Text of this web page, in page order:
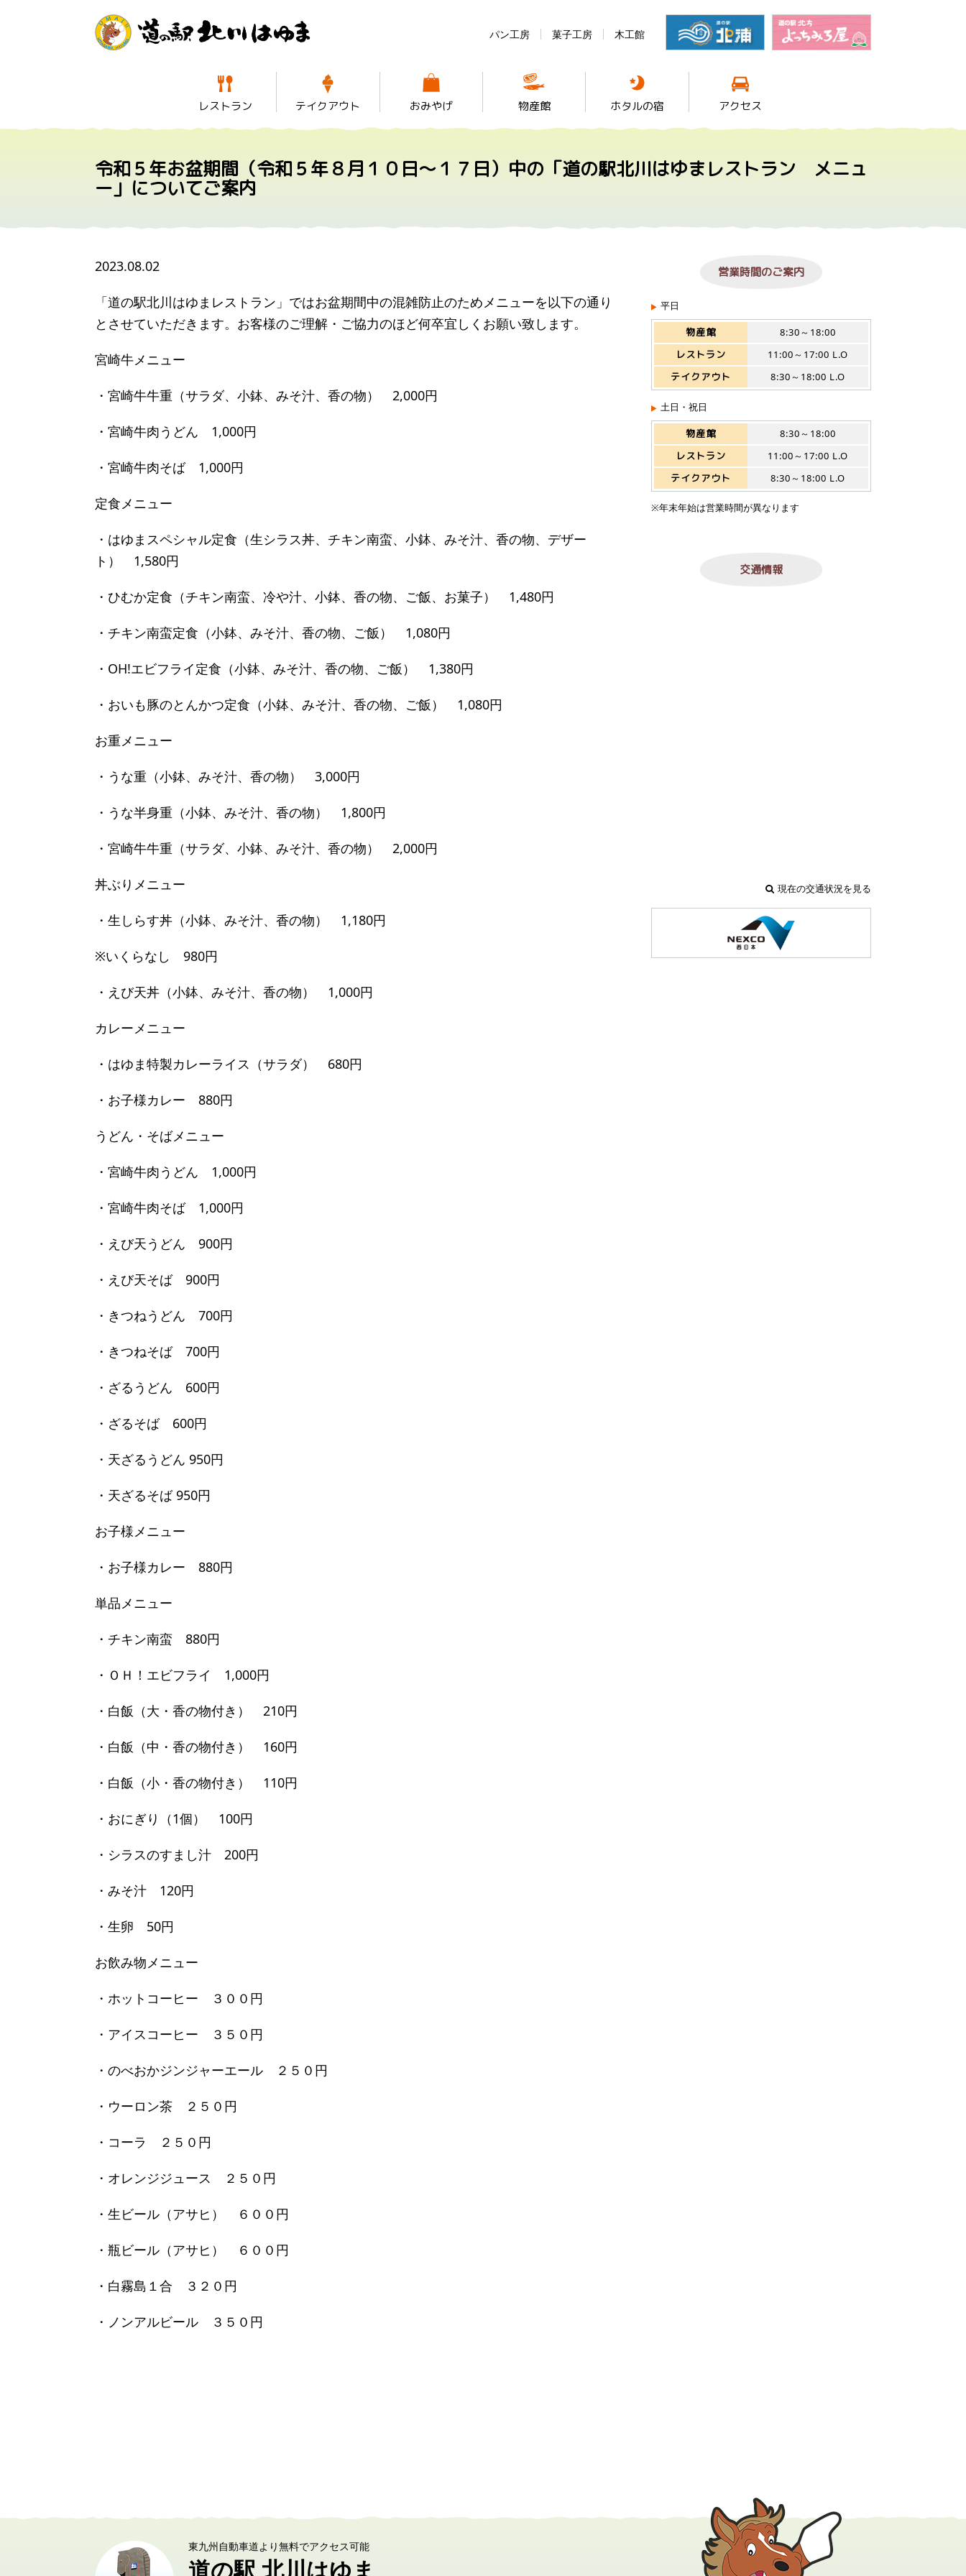
パン工房 菓子工房 木工館
レストラン テイクアウト おみやげ 物産館 ホタルの宿 アクセス
令和５年お盆期間（令和５年８月１０日～１７日）中の「道の駅北川はゆまレストラン メニュ
ー」についてご案内
2023.08.02
「道の駅北川はゆまレストラン」ではお盆期間中の混雑防止のためメニューを以下の通り
とさせていただきます。お客様のご理解・ご協力のほど何卒宜しくお願い致します。
宮崎牛メニュー
・宮崎牛牛重（サラダ、小鉢、みそ汁、香の物） 2,000円
・宮崎牛肉うどん 1,000円
・宮崎牛肉そば 1,000円
定食メニュー
・はゆまスペシャル定食（生シラス丼、チキン南蛮、小鉢、みそ汁、香の物、デザー
ト） 1,580円
・ひむか定食（チキン南蛮、冷や汁、小鉢、香の物、ご飯、お菓子） 1,480円
・チキン南蛮定食（小鉢、みそ汁、香の物、ご飯） 1,080円
・OH!エビフライ定食（小鉢、みそ汁、香の物、ご飯） 1,380円
・おいも豚のとんかつ定食（小鉢、みそ汁、香の物、ご飯） 1,080円
お重メニュー
・うな重（小鉢、みそ汁、香の物） 3,000円
・うな半身重（小鉢、みそ汁、香の物） 1,800円
・宮崎牛牛重（サラダ、小鉢、みそ汁、香の物） 2,000円
丼ぶりメニュー
・生しらす丼（小鉢、みそ汁、香の物） 1,180円
※いくらなし 980円
・えび天丼（小鉢、みそ汁、香の物） 1,000円
カレーメニュー
・はゆま特製カレーライス（サラダ） 680円
・お子様カレー 880円
うどん・そばメニュー
・宮崎牛肉うどん 1,000円
・宮崎牛肉そば 1,000円
・えび天うどん 900円
・えび天そば 900円
・きつねうどん 700円
・きつねそば 700円
・ざるうどん 600円
・ざるそば 600円
・天ざるうどん 950円
・天ざるそば 950円
お子様メニュー
・お子様カレー 880円
単品メニュー
・チキン南蛮 880円
・ＯＨ！エビフライ 1,000円
・白飯（大・香の物付き） 210円
・白飯（中・香の物付き） 160円
・白飯（小・香の物付き） 110円
・おにぎり（1個） 100円
・シラスのすまし汁 200円
・みそ汁 120円
・生卵 50円
お飲み物メニュー
・ホットコーヒー ３００円
・アイスコーヒー ３５０円
・のべおかジンジャーエール ２５０円
・ウーロン茶 ２５０円
・コーラ ２５０円
・オレンジジュース ２５０円
・生ビール（アサヒ） ６００円
・瓶ビール（アサヒ） ６００円
・白霧島１合 ３２０円
・ノンアルビール ３５０円
営業時間のご案内
平日
物産館
8:30～18:00
レストラン
11:00～17:00 L.O
テイクアウト
8:30～18:00 L.O
土日・祝日
物産館
8:30～18:00
レストラン
11:00～17:00 L.O
テイクアウト
8:30～18:00 L.O
※年末年始は営業時間が異なります
交通情報
現在の交通状況を見る
東九州自動車道より無料でアクセス可能
道の駅 北川はゆま